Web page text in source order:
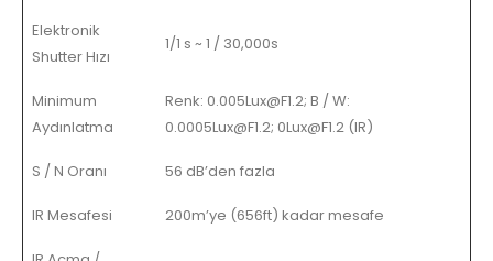
Elektronik
Shutter Hızı
1/1 s ~ 1 / 30,000s
Minimum
Aydınlatma
Renk: 0.005Lux@F1.2; B / W:
0.0005Lux@F1.2; 0Lux@F1.2 (IR)
S / N Oranı 56 dB’den fazla
IR Mesafesi 200m’ye (656ft) kadar mesafe